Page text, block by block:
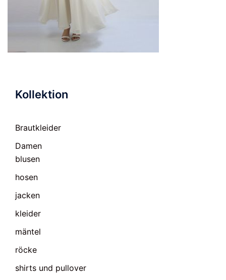
Kollektion
Brautkleider
Damen
blusen
hosen
jacken
kleider
mäntel
röcke
shirts und pullover